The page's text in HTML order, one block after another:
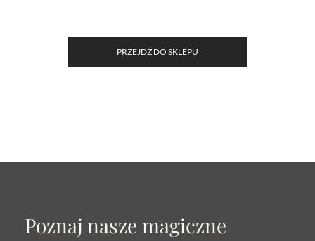
PRZEJDŹ DO SKLEPU
Poznaj nasze magiczne